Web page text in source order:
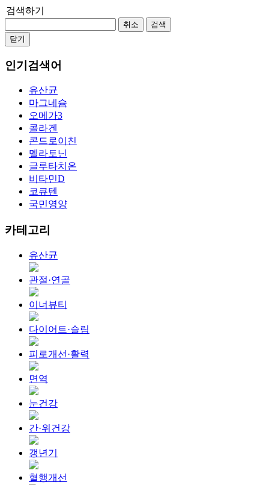
검색하기
취소
검색
닫기
인기검색어
유산균
마그네슘
오메가3
콜라겐
콘드로이친
멜라토닌
글루타치온
비타민D
코큐텐
국민영양
카테고리
유산균
관절·연골
이너뷰티
다이어트·슬림
피로개선·활력
면역
눈건강
간·위건강
갱년기
혈행개선